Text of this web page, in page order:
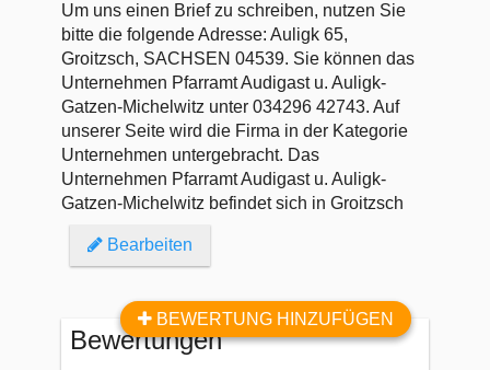
Um uns einen Brief zu schreiben, nutzen Sie
bitte die folgende Adresse: Auligk 65,
Groitzsch, SACHSEN 04539. Sie können das
Unternehmen Pfarramt Audigast u. Auligk-
Gatzen-Michelwitz unter 034296 42743. Auf
unserer Seite wird die Firma in der Kategorie
Unternehmen untergebracht. Das
Unternehmen Pfarramt Audigast u. Auligk-
Gatzen-Michelwitz befindet sich in Groitzsch
Bearbeiten
BEWERTUNG HINZUFÜGEN
Bewertungen